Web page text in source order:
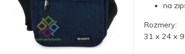
na
Rozmery:
31 x 24 x